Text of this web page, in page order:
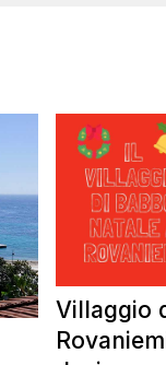
Villaggio